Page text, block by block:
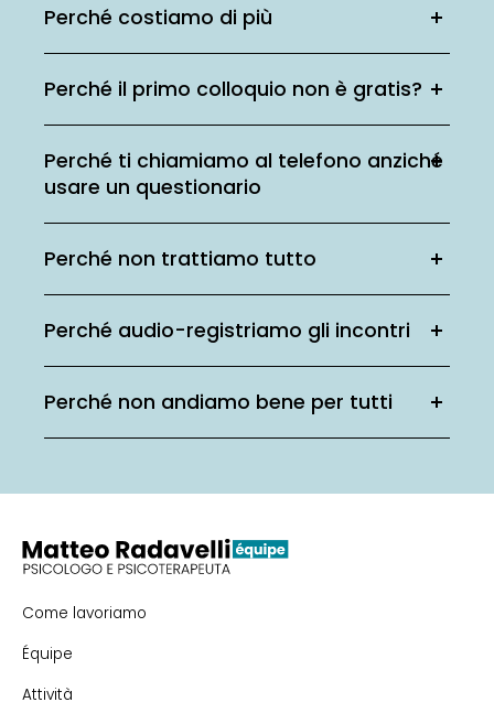
Perché costiamo di più
Perché il primo colloquio non è gratis?
Perché ti chiamiamo al telefono anziché
usare un questionario
Perché non trattiamo tutto
Perché audio-registriamo gli incontri
Perché non andiamo bene per tutti
Come lavoriamo
Équipe
Attività